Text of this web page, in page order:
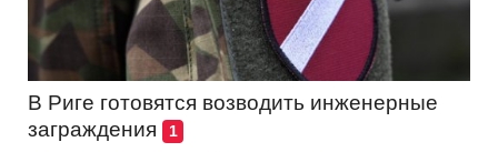
В Риге готовятся возводить инженерные
заграждения
1